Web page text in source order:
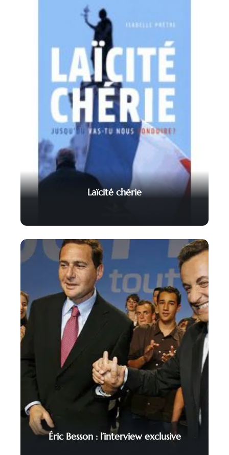
Laïcité chérie
Éric Besson : l’interview exclusive